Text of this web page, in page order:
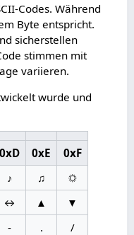
Codes. Während
Byte entspricht.
sicherstellen
stimmen mit
variieren.
wurde und
0xD 0xE
0xF
♪ ♫
☼
↔ ▲
▼
- .
/